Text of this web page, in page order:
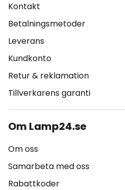
Kontakt
Betalningsmetoder
Leverans
Kundkonto
Retur & reklamation
Tillverkarens garanti
Om Lamp24.se
Om oss
Samarbeta med oss
Rabattkoder